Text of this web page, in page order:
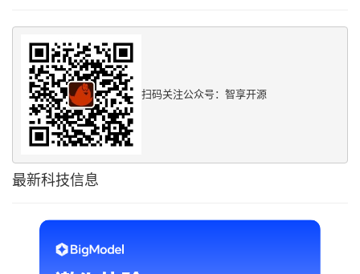
扫码关注公众号：智享开源
最新科技信息